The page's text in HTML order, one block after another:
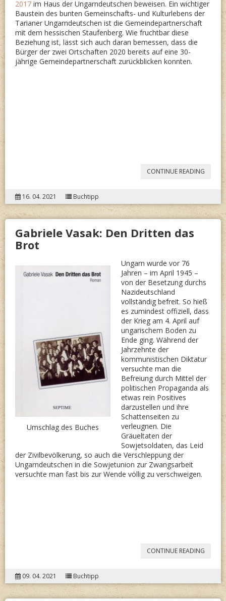
2017 im Haus der Ungarndeutschen beweisen. Ein wichtiger
Baustein des bunten Gemeinschafts- und Kulturlebens der
Tarianer Ungarndeutschen ist die Gemeindepartnerschaft
mit dem hessischen Staufenberg. Wie fruchtbar diese
Beziehung ist, lässt sich auch daran bemessen, dass die
Bürger der zwei Ortschaften 2020 bereits auf eine 30-
jährige Gemeindepartnerschaft zurückblicken konnten.
CONTINUE READING
16. 04. 2021 Buchtipp
Gabriele Vasak: Den Dritten das
Brot
Umschlag des Buches
Ungarn wurde vor 76
Jahren – im April 1945 –
von der Besetzung durchs
Nazideutschland
vollständig befreit. So hieß
es zumindest offiziell, dass
der Krieg am 4. April auf
ungarischem Boden zu
Ende ging. Während der
Jahrzehnte der
kommunistischen Diktatur
versuchte man die
Befreiung durch Mittel der
politischen Propaganda als
etwas rein Positives
darzustellen und ihre
Schattenseiten zu
verleugnen. Die
Gräueltaten der
Sowjetsoldaten, das Leid
der Zivilbevölkerung, so auch die Verschleppung der
Ungarndeutschen in die Sowjetunion zur Zwangsarbeit
versuchte man fast bis zur Wende völlig zu verschweigen.
CONTINUE READING
09. 04. 2021 Buchtipp